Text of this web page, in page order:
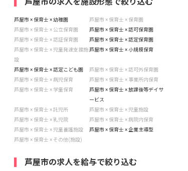
芦屋市 × 保育士 × 幼稚園
芦屋市 × 保育士 × 保育園
芦屋市 × 保育士 × 公立保育園
芦屋市 × 保育士 × 認可保育園
芦屋市 × 保育士 × 認証保育園
芦屋市 × 保育士 × 認定保育園
芦屋市 × 保育士 × 児童発達支援施
設
芦屋市 × 保育士 × 小規模保育
芦屋市 × 保育士 × 認定こども園
芦屋市 × 保育士 × 認可外保育園
芦屋市 × 保育士 × 病児保育
芦屋市 × 保育士 × 事業所内保育
芦屋市 × 保育士 × 学童保育
芦屋市 × 保育士 × 放課後等デイサ
ービス
芦屋市 × 保育士 × 託児所
芦屋市 × 保育士 × 児童施設
芦屋市 × 保育士 × 乳児院
芦屋市 × 保育士 × 病院内保育
芦屋市 × 保育士 × 児童養護施設
芦屋市 × 保育士 × 企業主導型
芦屋市 × 保育士 × その他(施設)
芦屋市の求人を給与で絞り込む